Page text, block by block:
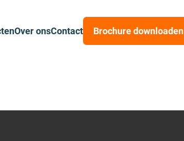
Over onsContact Brochure downloaden